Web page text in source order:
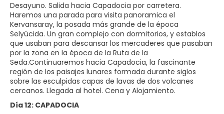
Desayuno. Salida hacia Capadocia por carretera.
Haremos una parada para visita panoramica el
Kervansaray, la posada más grande de la época
Selyúcida. Un gran complejo con dormitorios, y establos
que usaban para descansar los mercaderes que pasaban
por la zona en la época de la Ruta de la
Seda.Continuaremos hacia Capadocia, la fascinante
región de los paisajes lunares formada durante siglos
sobre las esculpidas capas de lavas de dos volcanes
cercanos. Llegada al hotel. Cena y Alojamiento.
Día 12: CAPADOCIA